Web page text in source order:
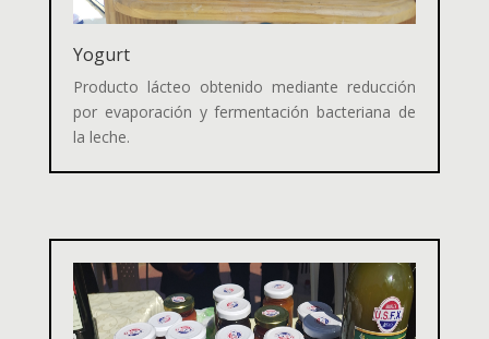
Yogurt
Producto lácteo obtenido mediante reducción
por evaporación y fermentación bacteriana de
la leche.